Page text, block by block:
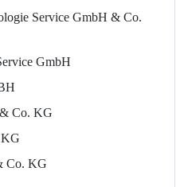
Service GmbH & Co.
GmbH
Co. KG
Co. KG